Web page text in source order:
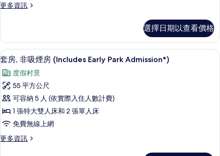
房
View
Two
Queens)
的
所
有
相
片
更多資訊
更
非
吸
煙
(Skyline
View
Two
Queens)
的
詳
情
選擇日期以查看價格
顯
示
套
房,
非
吸
房
套房, 非吸煙房 (Includes Early Park
5
套房, 非吸煙房 (Includes Early Park Admission*)
度假村景
55 平方公尺
可容納 5 人 (依實際入住人數計費)
1 張特大雙人床和 2 張單人床
免費無線上網
更多資訊
更